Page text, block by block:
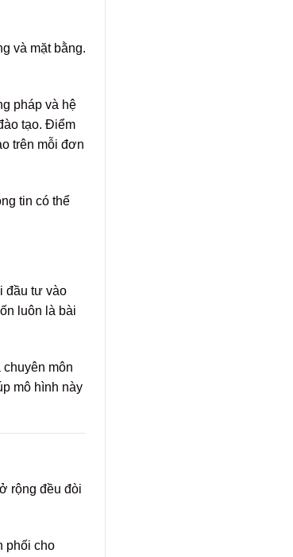
và mặt bằng.
pháp và hệ
tạo. Điểm
trên mỗi đơn
tin có thể
đầu tư vào
luôn là bài
môn
mô hình này
rộng đều đòi
phối cho